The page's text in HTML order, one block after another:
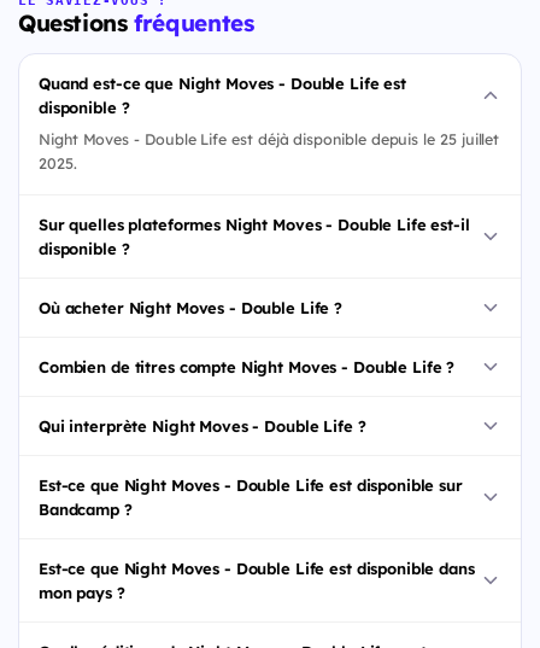
Questionsfréquentes
Quand est-ce que Night Moves - Double Life est
disponible ?
Night Moves - Double Life est déjà disponible depuis le 25 juillet
2025.
Sur quelles plateformes Night Moves - Double Life est-il
disponible ?
Où acheter Night Moves - Double Life ?
Combien de titres compte Night Moves - Double Life ?
Qui interprète Night Moves - Double Life ?
Est-ce que Night Moves - Double Life est disponible sur
Bandcamp ?
Est-ce que Night Moves - Double Life est disponible dans
mon pays ?